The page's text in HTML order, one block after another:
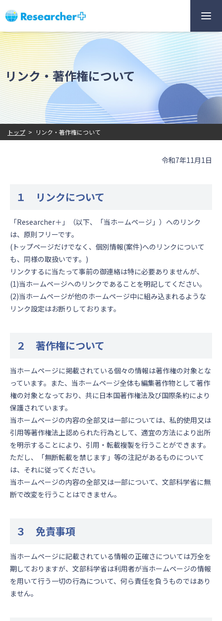
リンク・著作権について
トップ > リンク・著作権について
令和7年11月1日
１ リンクについて
「Researcher＋」（以下、「当ホームページ」）へのリンク
は、原則フリーです。
(トップページだけでなく、個別情報(案件)へのリンクについて
も、同様の取扱いです。)
リンクするに当たって事前の御連絡は特に必要ありませんが、
(1)当ホームページヘのリンクであることを明記してください。
(2)当ホームページが他のホームページ中に組み込まれるような
リンク設定はお断りしております。
２ 著作権について
当ホームページに掲載されている個々の情報は著作権の対象とな
っています。また、当ホームページ全体も編集著作物として著作
権の対象となっており、共に日本国著作権法及び国際条約により
保護されています。
当ホームページの内容の全部又は一部については、私的使用又は
引用等著作権法上認められた行為として、適宜の方法により出所
を明示することにより、引用・転載複製を行うことができます。
ただし、「無断転載を禁じます」等の注記があるものについて
は、それに従ってください。
当ホームページの内容の全部又は一部について、文部科学省に無
断で改変を行うことはできません。
３ 免責事項
当ホームページに記載されている情報の正確さについては万全を
期しておりますが、文部科学省は利用者が当ホームページの情報
を用いて行う一切の行為について、何ら責任を負うものではあり
ません。